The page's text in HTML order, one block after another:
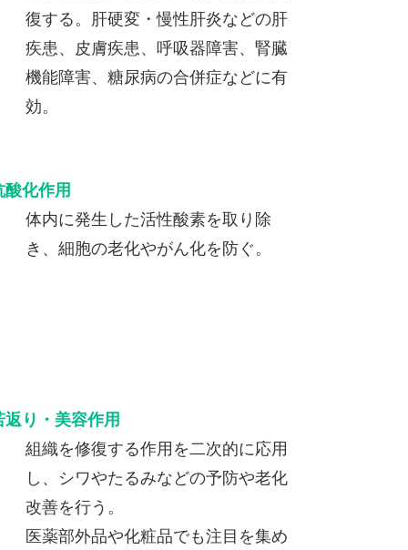
復する。肝硬変・慢性肝炎などの肝
疾患、皮膚疾患、呼吸器障害、腎臓
機能障害、糖尿病の合併症などに有
効。
酸化作用
体内に発生した活性酸素を取り除
き、細胞の老化やがん化を防ぐ。
返り・美容作用
組織を修復する作用を二次的に応用
し、シワやたるみなどの予防や老化
改善を行う。
医薬部外品や化粧品でも注目を集め